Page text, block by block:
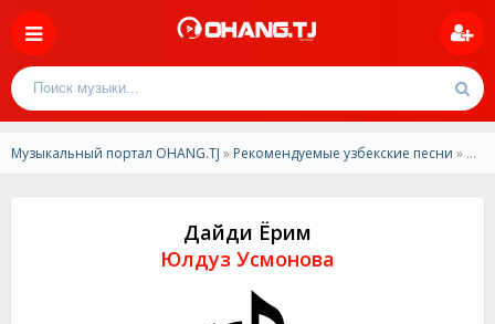
Музыкальный портал OHANG.TJ » Рекомендуемые узбекские песни » Юлдуз Усмонова-Дайди Ёрим
Дайди Ёрим
Юлдуз Усмонова